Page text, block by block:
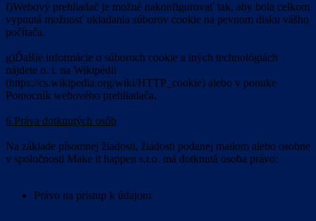
f)Webový prehliadač je možné nakonfigurovať tak, aby bola celkom
vypnutá možnosť ukladania súborov cookie na pevnom disku vášho
počítača.
g)Ďalšie informácie o súboroch cookie a iných technológiách
nájdete o. i. na Wikipédii
(https://cs.wikipedia.org/wiki/HTTP_cookie) alebo v ponuke
Pomocník webového prehliadača.
6.Práva dotknutých osôb
Na základe písomnej žiadosti, žiadosti podanej mailom alebo osobne
v spoločnosti Make it happen s.r.o. má dotknutá osoba právo:
Právo na prístup k údajom